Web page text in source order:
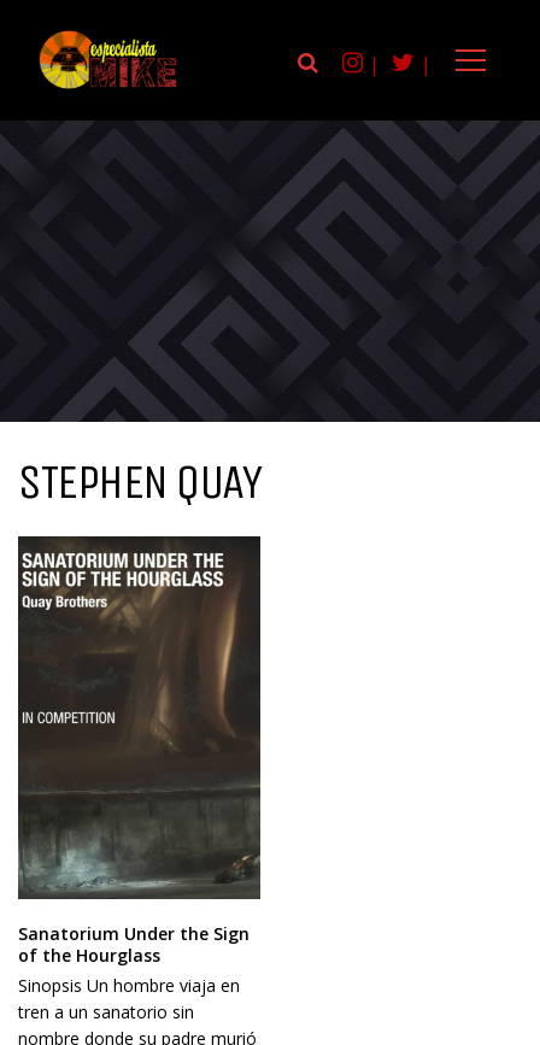
| |
STEPHEN QUAY
Sanatorium Under the Sign
of the Hourglass
Sinopsis Un hombre viaja en
tren a un sanatorio sin
nombre donde su padre murió